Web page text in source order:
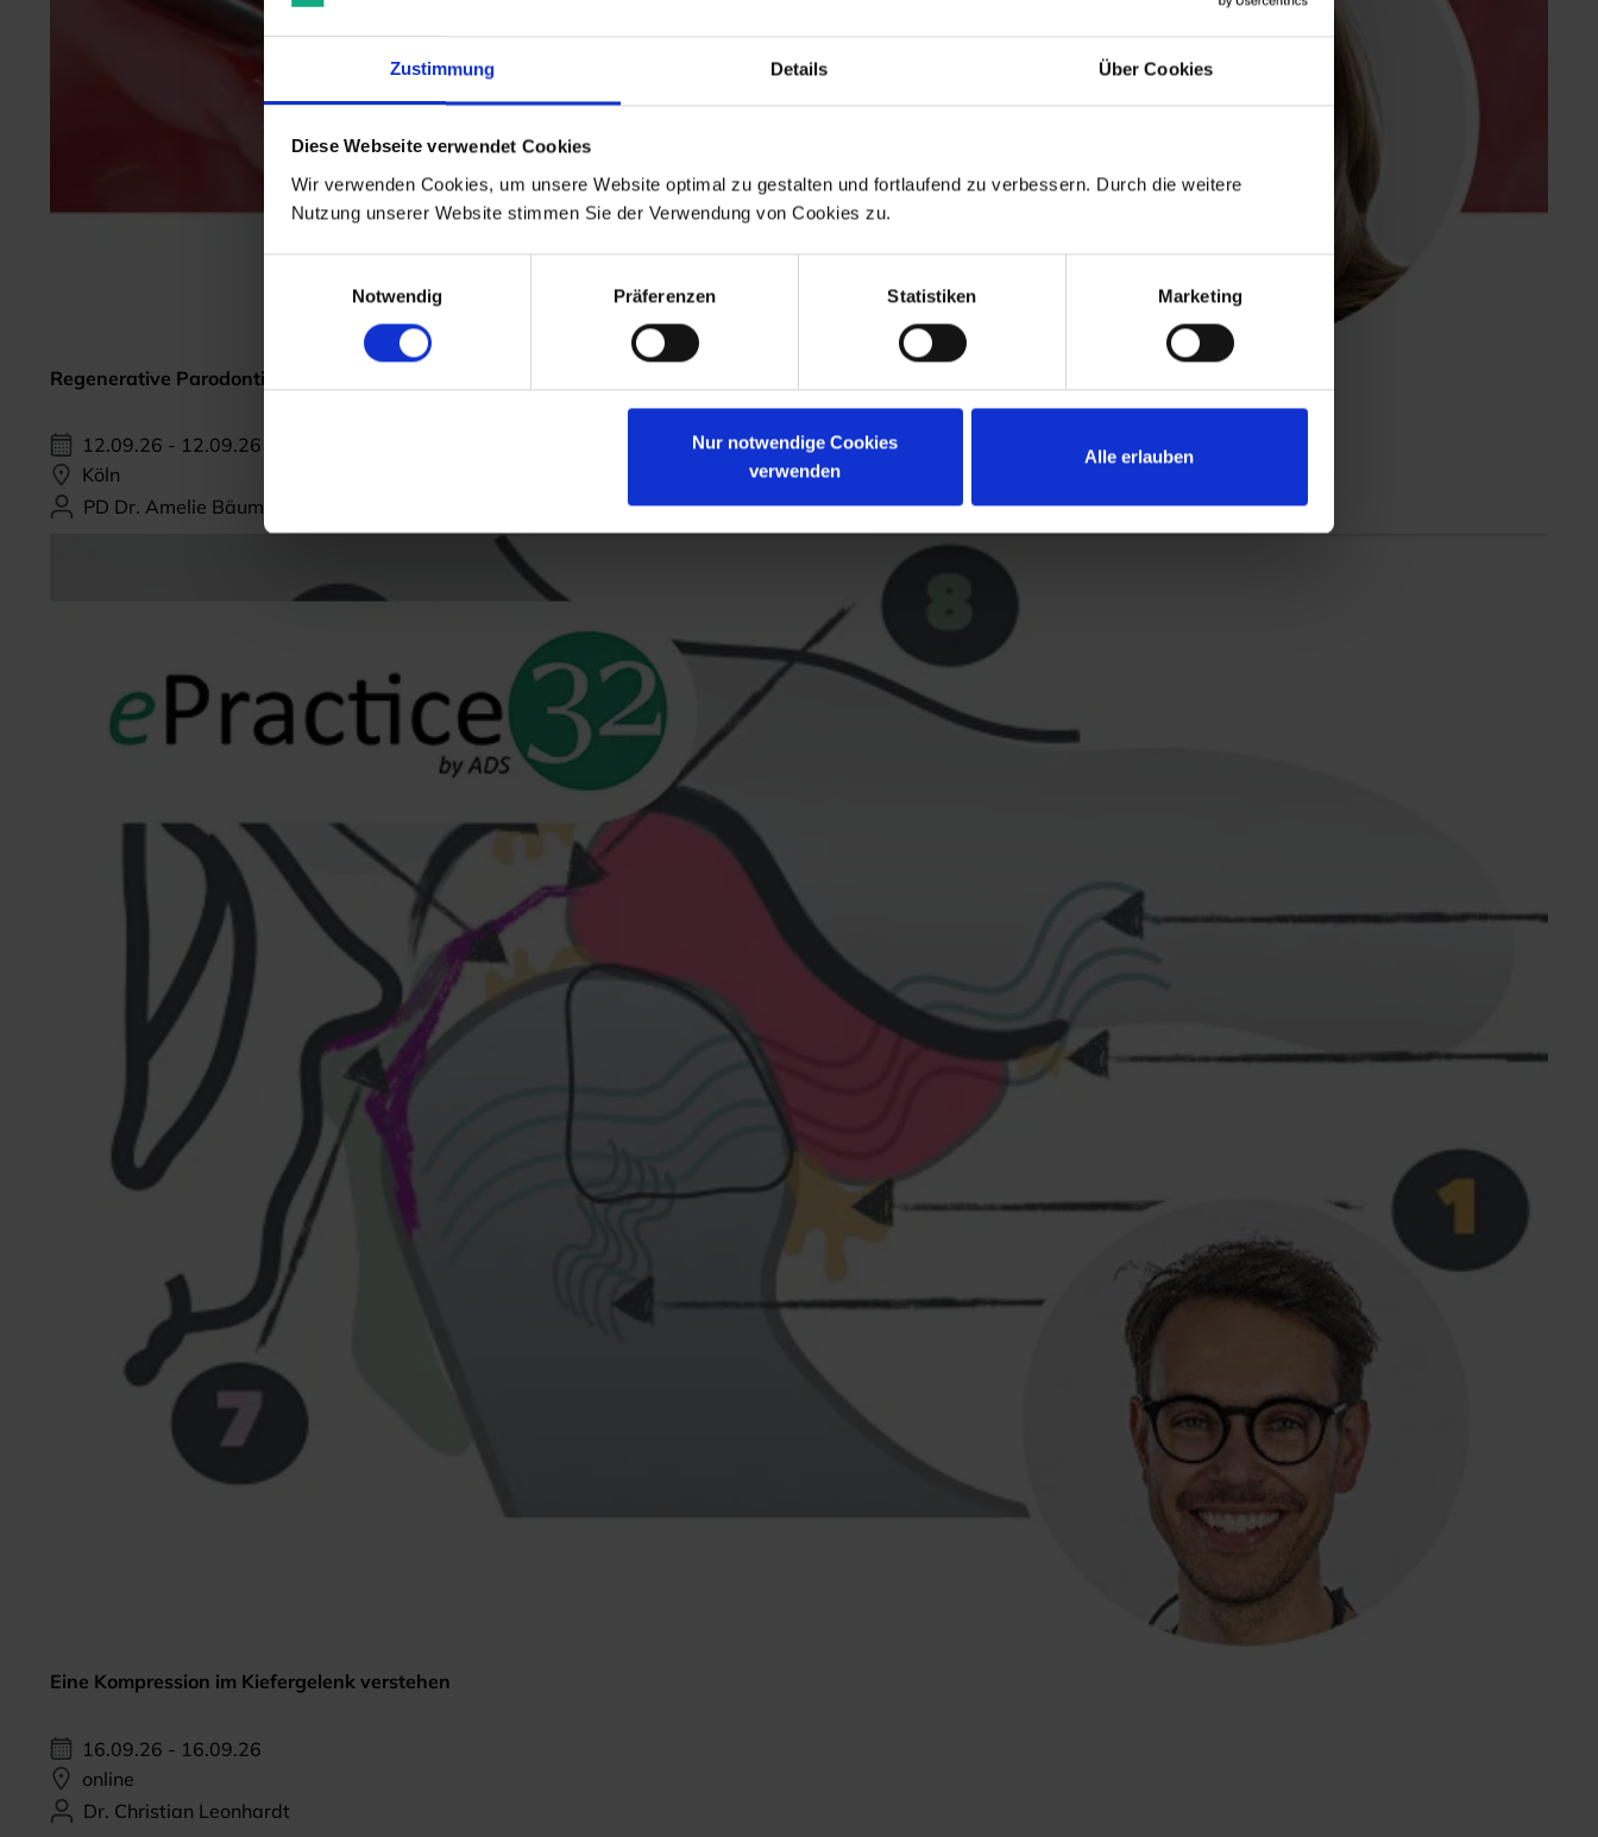
Zustimmung Details Über Cookies
Diese Webseite verwendet Cookies
Wir verwenden Cookies, um unsere Website optimal zu gestalten und fortlaufend zu verbessern. Durch die weitere
Nutzung unserer Website stimmen Sie der Verwendung von Cookies zu.
Notwendig
Präferenzen Statistiken Marketing
Nur notwendige Cookies
verwenden
Alle erlauben
Regenerative Parodontitis-Therapie
12.09.26 - 12.09.26
Köln
PD Dr. Amelie Bäumer-König, M.Sc.
Eine Kompression im Kiefergelenk verstehen
16.09.26 - 16.09.26
online
Dr. Christian Leonhardt